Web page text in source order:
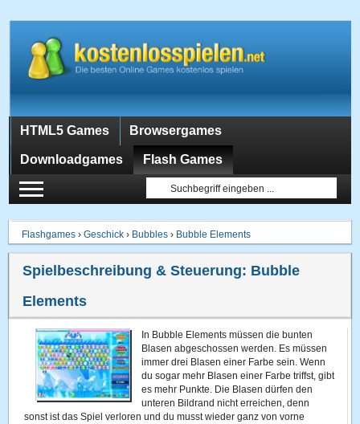
HTML5 Games Browsergames
Downloadgames Flash Games
Flashgames ›Geschick › Bubbles › Bubble Elements
Spielbeschreibung & Steuerung: Bubble
Elements
In Bubble Elements müssen die bunten
Blasen abgeschossen werden. Es müssen
immer drei Blasen einer Farbe sein. Wenn
du sogar mehr Blasen einer Farbe triffst, gibt
es mehr Punkte. Die Blasen dürfen den
unteren Bildrand nicht erreichen, denn
sonst ist das Spiel verloren und du musst wieder ganz von vorne